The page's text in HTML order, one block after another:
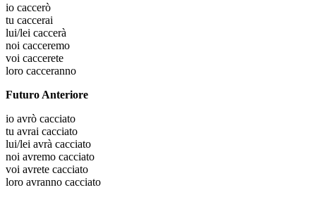
io caccerò
tu caccerai
lui/lei caccerà
noi cacceremo
voi caccerete
loro cacceranno
Futuro Anteriore
io avrò cacciato
tu avrai cacciato
lui/lei avrà cacciato
noi avremo cacciato
voi avrete cacciato
loro avranno cacciato